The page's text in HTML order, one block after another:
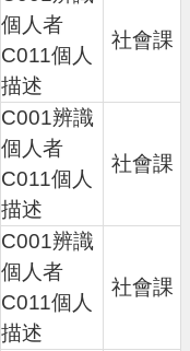
個人者
C011個人
描述
社會課
C001辨識
個人者
C011個人
描述
社會課
C001辨識
個人者
C011個人
描述
社會課